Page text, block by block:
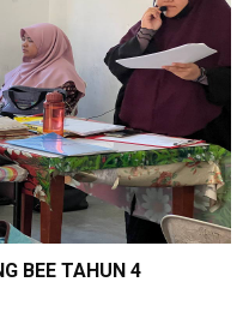
BEE TAHUN 4